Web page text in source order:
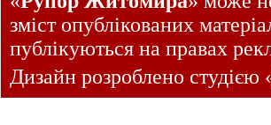
зміст опублікованих
публікуються на правах
Дизайн розроблено студією